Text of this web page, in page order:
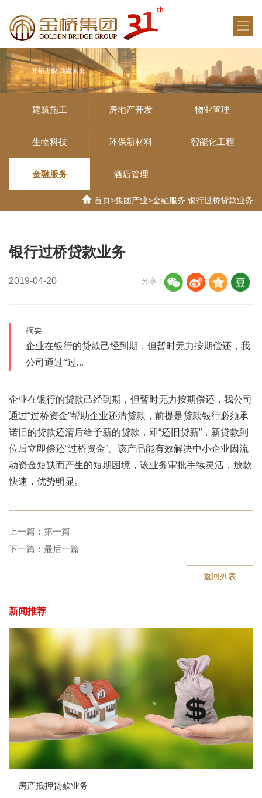
建筑施工 房地产开发 物业管理
生物科技 环保新材料 智能化工程
金融服务 酒店管理
首页>集团产业>金融服务 银行过桥贷款业务
银行过桥贷款业务
2019-04-20 分享：
摘要
企业在银行的贷款己经到期，但暂时无力按期偿还，我
公司通过“过...
企业在银行的贷款己经到期，但暂时无力按期偿还，我公司
通过“过桥资金”帮助企业还清贷款，前提是贷款银行必须承
诺旧的贷款还清后给予新的贷款，即“还旧贷新”，新贷款到
位后立即偿还“过桥资金”。该产品能有效解决中小企业因流
动资金短缺而产生的短期困境，该业务审批手续灵活，放款
快速，优势明显。
上一篇：第一篇
下一篇：最后一篇
返回列表
新闻推荐
房产抵押贷款业务